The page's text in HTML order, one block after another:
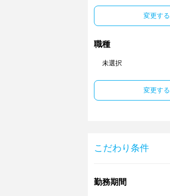
変更する
職種
未選択
変更する
こだわり条件
勤務期間